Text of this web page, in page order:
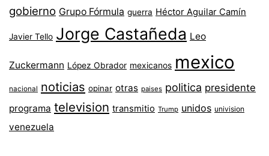
gobierno Grupo Fórmula guerra Héctor Aguilar Camín
Javier Tello Jorge Castañeda Leo
Zuckermann López Obrador mexicanos mexico
nacional noticias opinar otras paises politica presidente
programa television transmitio Trump unidos univision
venezuela